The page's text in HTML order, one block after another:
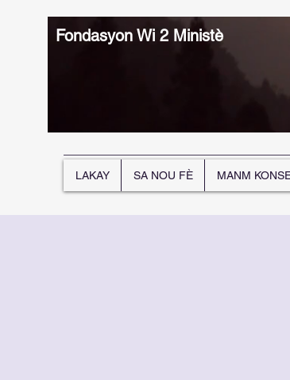
Fondasyon Wi 2 Ministè
LAKAY SA NOU FÈ MANM
LAKAY SA NOU FÈ MANM